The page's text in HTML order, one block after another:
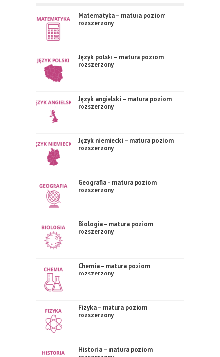
Matematyka – matura poziom
rozszerzony
Język polski – matura poziom
rozszerzony
Język angielski – matura poziom
rozszerzony
Język niemiecki – matura poziom
rozszerzony
Geografia – matura poziom
rozszerzony
Biologia – matura poziom
rozszerzony
Chemia – matura poziom
rozszerzony
Fizyka – matura poziom
rozszerzony
Historia – matura poziom